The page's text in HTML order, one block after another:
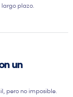
largo plazo.
un
pero no imposible.